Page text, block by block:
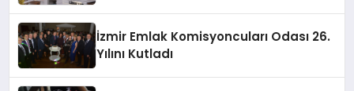
İzmir Emlak Komisyoncuları Odası 26.
Yılını Kutladı